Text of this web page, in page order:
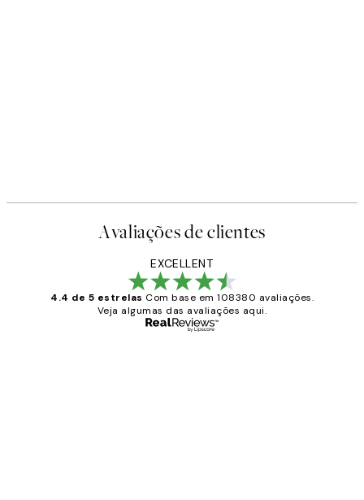
Avaliações de clientes
EXCELLENT
4.4 de 5 estrelas Com base em 108380 avaliações.
Veja algumas das avaliações aqui.